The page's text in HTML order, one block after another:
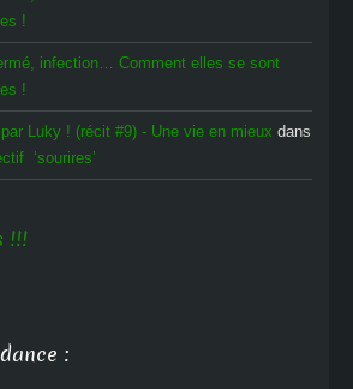
!
infection… Comment elles se sont
!
Luky ! (récit #9) - Une vie en mieux dans
‘sourires’
!!!
: